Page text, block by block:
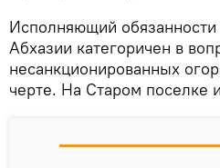
Исполняющий
Абхазии категоричен в
несанкционированных
черте. На Старом поселке